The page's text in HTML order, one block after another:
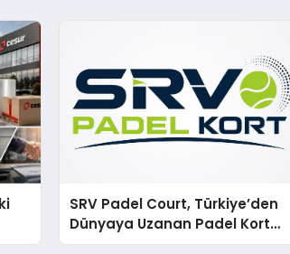
SRV Padel Court, Türkiye’den
Dünyaya Uzanan Padel Kort
Üretiminde Güvenin Adresi